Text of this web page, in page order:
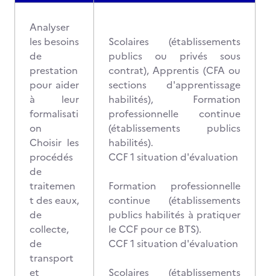
Analyser
les besoins
de
prestation
pour aider
à leur
formalisati
on
Choisir les
procédés
de
traitemen
t des eaux,
de
collecte,
de
transport
et
Scolaires (établissements
publics ou privés sous
contrat), Apprentis (CFA ou
sections d'apprentissage
habilités), Formation
professionnelle continue
(établissements publics
habilités).
CCF 1 situation d'évaluation
Formation professionnelle
continue (établissements
publics habilités à pratiquer
le CCF pour ce BTS).
CCF 1 situation d'évaluation
Scolaires (établissements